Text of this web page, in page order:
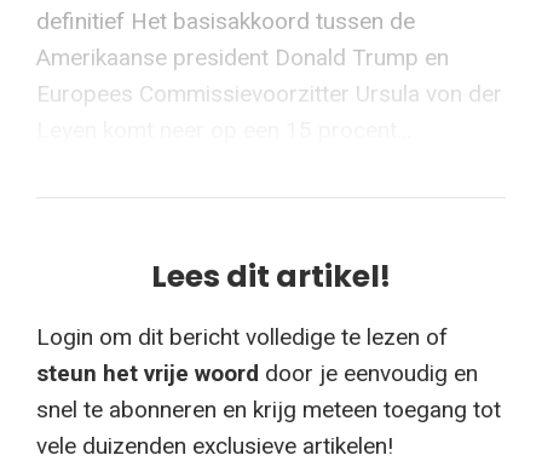
definitief Het basisakkoord tussen de
Amerikaanse president Donald Trump en
Europees Commissievoorzitter Ursula von der
Lees dit artikel!
Login om dit bericht volledige te lezen of
steun het vrije woord door je eenvoudig en
snel te abonneren en krijg meteen toegang tot
vele duizenden exclusieve artikelen!